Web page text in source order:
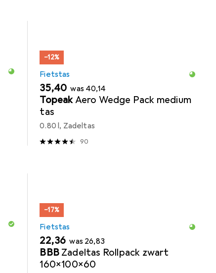
−12%
Fietstas
EUR
35,40 was EUR
40,14
TopeakAero Wedge Pack medium
tas
0.80 l, Zadeltas
90
−17%
Fietstas
EUR
22,36 was EUR
26,83
BBB Zadeltas Rollpack zwart
160x100x60